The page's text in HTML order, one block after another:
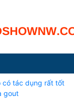
có tác dụng rất tốt
gout